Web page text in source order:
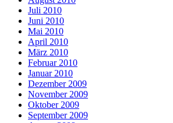
Juli 2010
Juni 2010
Mai 2010
April 2010
März 2010
Februar 2010
Januar 2010
Dezember 2009
November 2009
Oktober 2009
September 2009